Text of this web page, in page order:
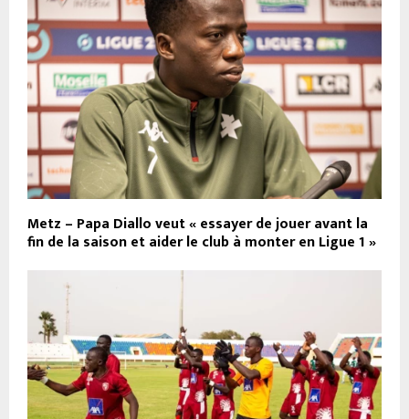
Metz – Papa Diallo veut « essayer de jouer avant la
fin de la saison et aider le club à monter en Ligue 1 »